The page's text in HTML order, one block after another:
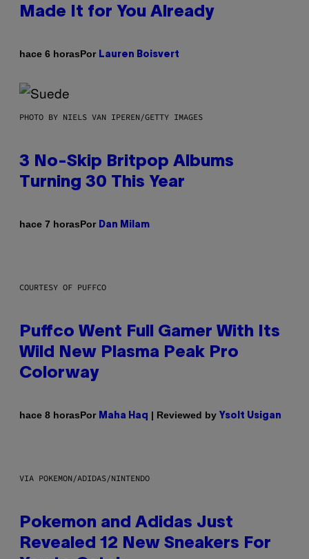
Made It for You Already
hace 6 horasPor Lauren Boisvert
PHOTO BY NIELS VAN IPEREN/GETTY IMAGES
3 No-Skip Britpop Albums
Turning 30 This Year
hace 7 horasPor Dan Milam
COURTESY OF PUFFCO
Puffco Went Full Gamer With Its
Wild New Plasma Peak Pro
Colorway
hace 8 horasPor Maha Haq | Reviewed by Ysolt Usigan
VIA POKEMON/ADIDAS/NINTENDO
Pokemon and Adidas Just
Revealed 12 New Sneakers For